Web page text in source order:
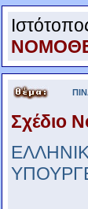
Σχέδιο